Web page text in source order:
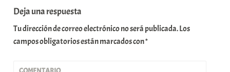
Deja una respuesta
Tu dirección de correo electrónico no será publicada.Los
campos obligatorios están marcados con*